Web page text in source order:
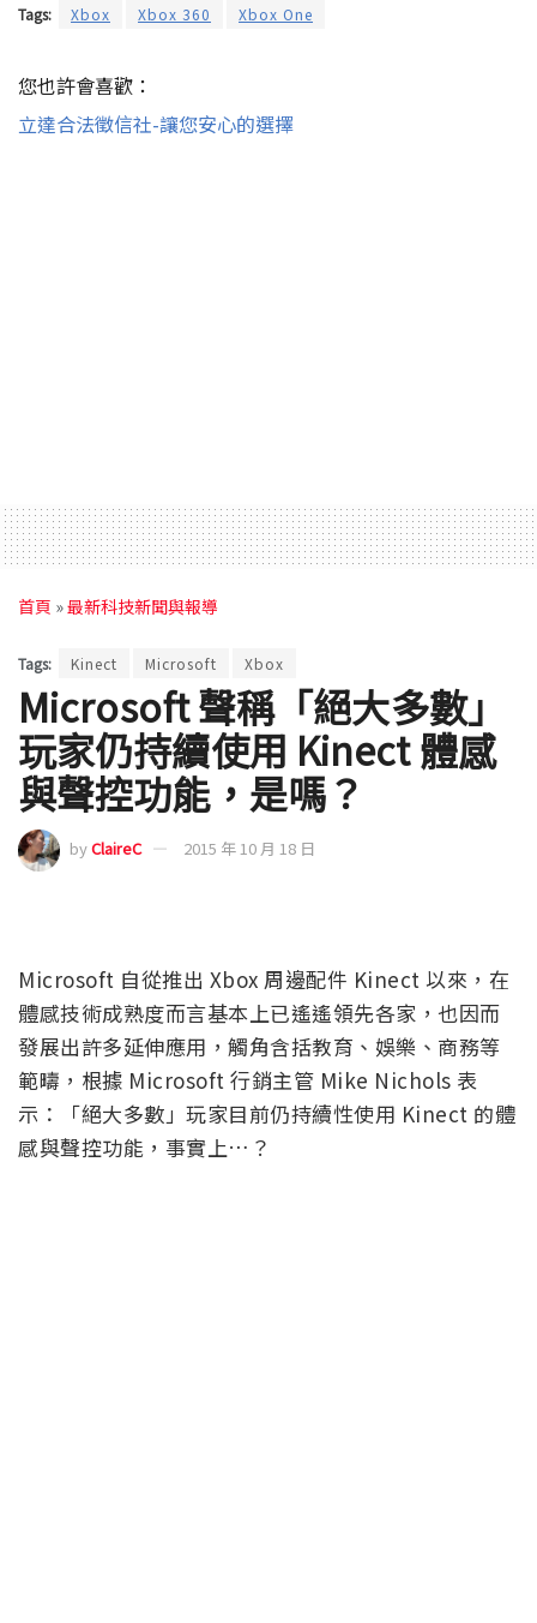
Tags: Xbox Xbox 360 Xbox One
您也許會喜歡：
立達合法徵信社-讓您安心的選擇
首頁 »最新科技新聞與報導
Tags: Kinect Microsoft Xbox
Microsoft 聲稱「絕大多數」
玩家仍持續使用 Kinect 體感
與聲控功能，是嗎？
byClaireC 2015 年 10 月 18 日
Microsoft 自從推出 Xbox 周邊配件 Kinect 以來，在
體感技術成熟度而言基本上已遙遙領先各家，也因而
發展出許多延伸應用，觸角含括教育、娛樂、商務等
範疇，根據 Microsoft 行銷主管 Mike Nichols 表
示：「絕大多數」玩家目前仍持續性使用 Kinect 的體
感與聲控功能，事實上…？